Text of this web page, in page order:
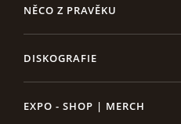
NĚCO Z PRAVĚKU
DISKOGRAFIE
EXPO - SHOP | MERCH